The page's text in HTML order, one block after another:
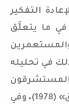
التفكير
ما يتعلَّق
في تحليله
الأدبيُّون، التي تظهر في «الاستشراق» (1978)، وفي